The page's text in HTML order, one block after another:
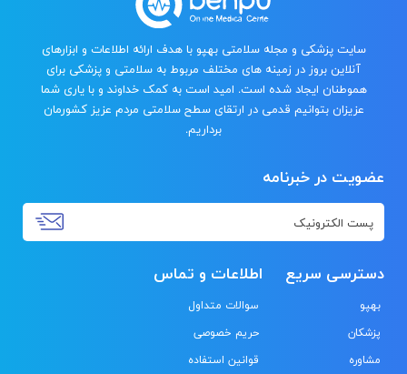
سایت پزشکی و مجله سلامتی بهپو با هدف ارائه اطلاعات و ابزارهای
آنلاین بروز در زمینه های مختلف مربوط به سلامتی و پزشکی برای
هموطنان ایجاد شده است. امید است به کمک خداوند و با یاری شما
عزیزان بتوانیم قدمی در ارتقای سطح سلامتی مردم عزیز کشورمان
برداریم.
عضویت در خبرنامه
دسترسی سریع
بهپو
پزشکان
مشاوره
اطلاعات و تماس
سوالات متداول
حریم خصوصی
قوانین استفاده